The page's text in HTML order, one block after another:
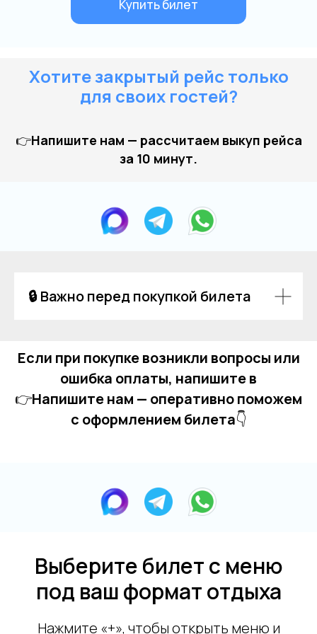
Хотите закрытый рейс только
для своих гостей?
👉Напишите нам — рассчитаем выкуп рейса
за 10 минут.
🔒 Важно перед покупкой билета
Если при покупке возникли вопросы или
ошибка оплаты, напишите в
👉Напишите нам — оперативно поможем
с оформлением билета👇
Выберите билет с меню
под ваш формат отдыха
Нажмите «+», чтобы открыть меню и